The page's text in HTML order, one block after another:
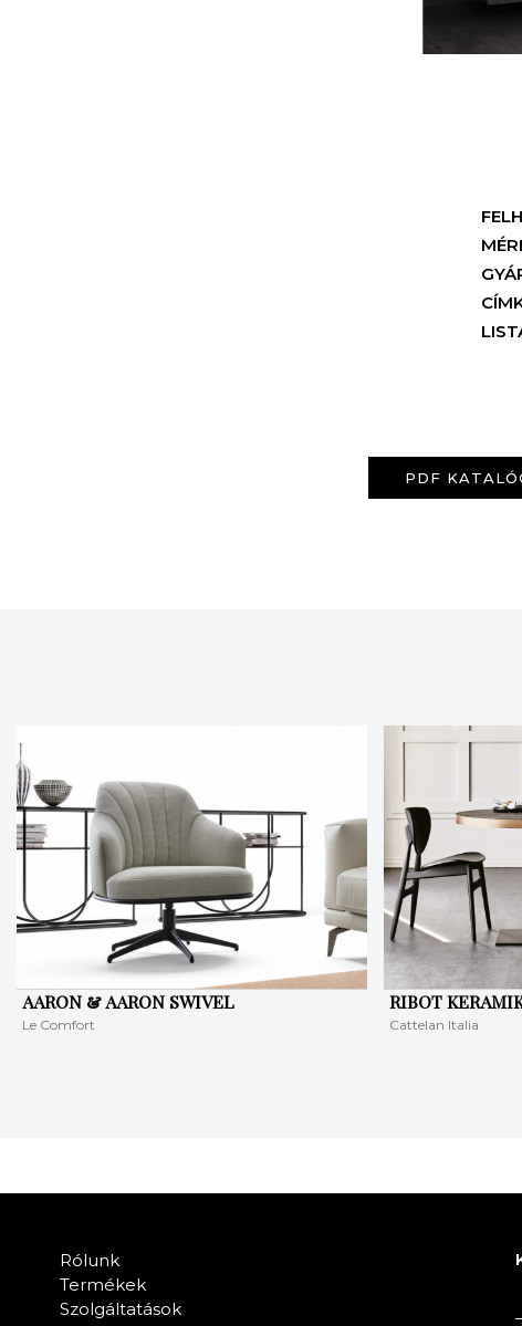
PDF
AARON & AARON SWIVEL
Le Comfort
RIBOT
Cattelan Italia
Rólunk
Termékek
Szolgáltatások